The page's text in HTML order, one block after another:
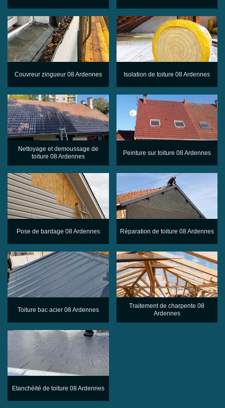
Couvreur zingueur 08 Ardennes Isolation de toiture 08 Ardennes
Nettoyage et demoussage de
toiture 08 Ardennes
Peinture sur toiture 08 Ardennes
Pose de bardage 08 Ardennes Réparation de toiture 08 Ardennes
Toiture bac acier 08 Ardennes
Traitement de charpente 08
Ardennes
Etanchéité de toiture 08 Ardennes